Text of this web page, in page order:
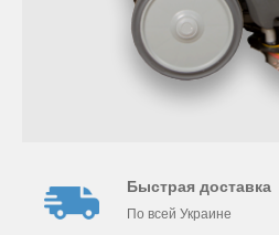
Быстрая доставка
По всей Украине